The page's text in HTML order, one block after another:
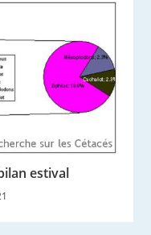
estival